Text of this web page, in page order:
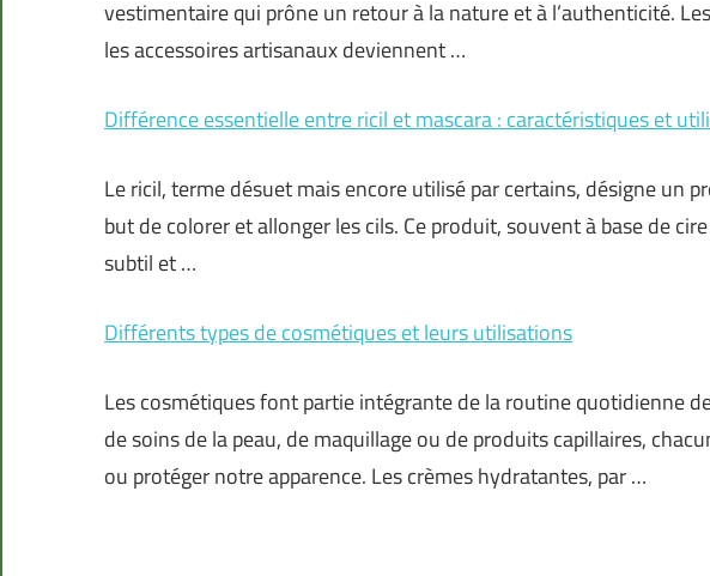
vestimentaire qui prône un retour à la nature et à l’authenticité.
les accessoires artisanaux deviennent …
Différence essentielle entre ricil et mascara : caractéristiques et
Le ricil, terme désuet mais encore utilisé par certains, désigne un
but de colorer et allonger les cils. Ce produit, souvent à base de
subtil et …
Différents types de cosmétiques et leurs utilisations
Les cosmétiques font partie intégrante de la routine quotidienne
de soins de la peau, de maquillage ou de produits capillaires,
ou protéger notre apparence. Les crèmes hydratantes, par …